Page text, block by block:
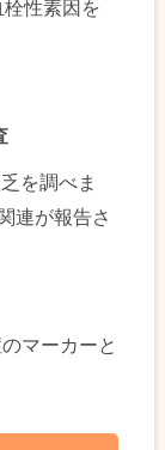
性素因を
を調べま
連が報告さ
マーカーと